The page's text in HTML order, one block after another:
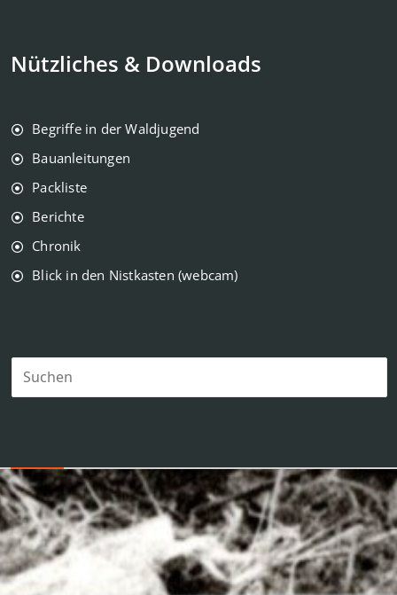
Nützliches & Downloads
Begriffe in der Waldjugend
Bauanleitungen
Packliste
Berichte
Chronik
Blick in den Nistkasten (webcam)